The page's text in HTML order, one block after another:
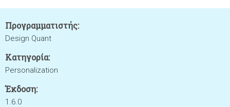
Προγραμματιστής:
Design Quant
Κατηγορία:
Personalization
Έκδοση:
1.6.0